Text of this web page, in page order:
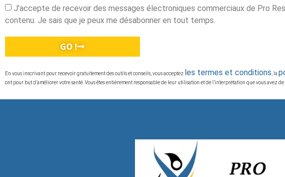
J'accepte de recevoir des messages électroniques commerciaux de Pro
contenu. Je sais que je peux me désabonner en tout temps.
GO !
En vous inscrivant pour recevoir gratuitement des outils et conseils, vous acceptez les termes et conditions , la
ont pour but d’améliorer votre santé. Vous êtes entièrement responsable de leur utilisation et de l’interprétation que vous avez de